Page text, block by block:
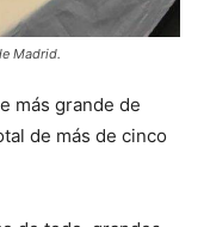
Madrid.
más grande de
de más de cinco